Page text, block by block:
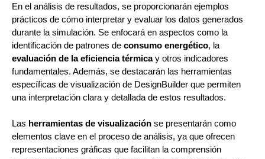
En el análisis de resultados, se proporcionarán ejemplos
prácticos de cómo interpretar y evaluar los datos generados
durante la simulación. Se enfocará en aspectos como la
identificación de patrones de consumo energético, la
evaluación de la eficiencia térmicay otros indicadores
fundamentales. Además, se destacarán las herramientas
específicas de visualización de DesignBuilder que permiten
una interpretación clara y detallada de estos resultados.
Las herramientas de visualización se presentarán como
elementos clave en el proceso de análisis, ya que ofrecen
representaciones gráficas que facilitan la comprensión